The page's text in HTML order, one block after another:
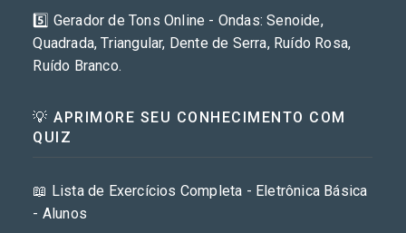
5️⃣ Gerador de Tons Online - Ondas: Senoide,
Quadrada, Triangular, Dente de Serra, Ruído Rosa,
Ruído Branco.
💡 APRIMORE SEU CONHECIMENTO COM
QUIZ
📖 Lista de Exercícios Completa - Eletrônica Básica
- Alunos